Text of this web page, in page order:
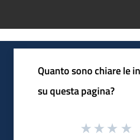
Quanto sono chiare le
su questa pagina?